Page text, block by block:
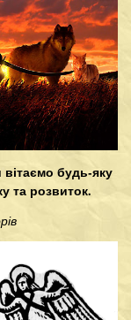
будь-яку
та розвиток.